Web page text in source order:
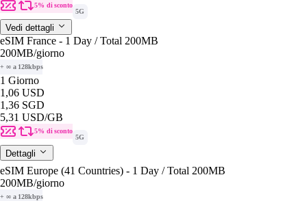
5% di sconto
5G
Vedi dettagli
eSIM France - 1 Day / Total 200MB
200MB/giorno
+ ∞ a 128kbps
1 Giorno
1,06 USD
1,36 SGD
5,31 USD/GB
5% di sconto
5G
Dettagli
eSIM Europe (41 Countries) - 1 Day / Total 200MB
200MB/giorno
+ ∞ a 128kbps